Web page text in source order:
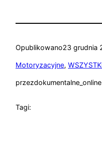
Opublikowano23 grudnia
Motoryzacyjne,
przezdokumentalne_online
Tagi: